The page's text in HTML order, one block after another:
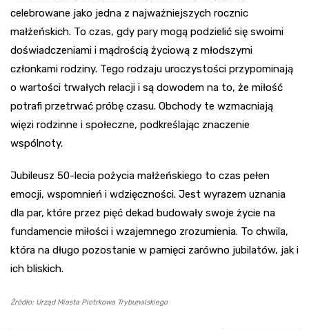
celebrowane jako jedna z najważniejszych rocznic
małżeńskich. To czas, gdy pary mogą podzielić się swoimi
doświadczeniami i mądrością życiową z młodszymi
członkami rodziny. Tego rodzaju uroczystości przypominają
o wartości trwałych relacji i są dowodem na to, że miłość
potrafi przetrwać próbę czasu. Obchody te wzmacniają
więzi rodzinne i społeczne, podkreślając znaczenie
wspólnoty.
Jubileusz 50-lecia pożycia małżeńskiego to czas pełen
emocji, wspomnień i wdzięczności. Jest wyrazem uznania
dla par, które przez pięć dekad budowały swoje życie na
fundamencie miłości i wzajemnego zrozumienia. To chwila,
która na długo pozostanie w pamięci zarówno jubilatów, jak i
ich bliskich.
Źródło: Urząd Miasta Piotrkowa Trybunalskiego